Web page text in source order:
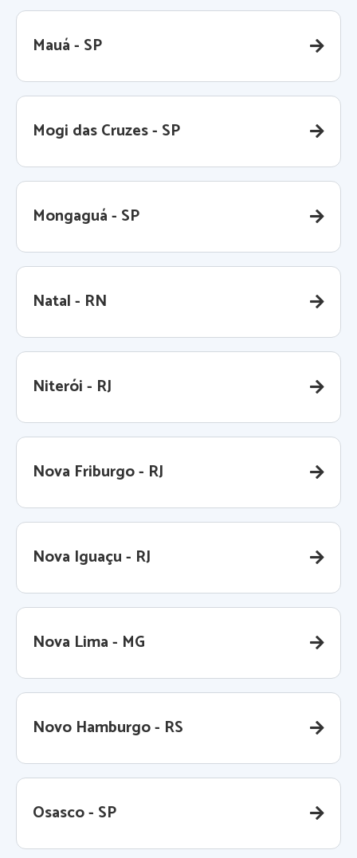
Mauá - SP
Mogi das Cruzes - SP
Mongaguá - SP
Natal - RN
Niterói - RJ
Nova Friburgo - RJ
Nova Iguaçu - RJ
Nova Lima - MG
Novo Hamburgo - RS
Osasco - SP